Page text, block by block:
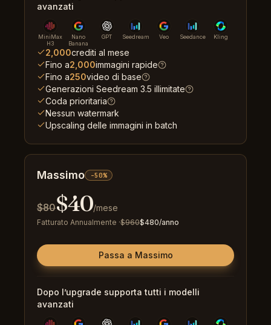
avanzati
MiniMax
H3
Nano
Banana
GPT Seedream Veo Seedance Kling
2,000crediti al mese
Fino a2,000immagini rapide
Fino a250video di base
Generazioni Seedream 3.5 illimitate
Coda prioritaria
Nessun watermark
Upscaling delle immagini in batch
Massimo -50%
$80$40/mese
Fatturato Annualmente ·$960$480/anno
Passa a Massimo
Dopo l’upgrade supporta tutti i modelli
avanzati